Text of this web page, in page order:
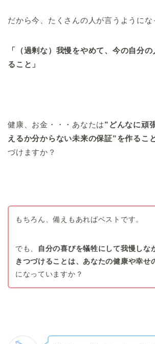
だから今、たくさんの人が言うようにな
「（過剰な）我慢をやめて、今の自分
ること」
健康、お金・・・あなたは”どんなに頑
えるか分からない未来の保証”を作るこ
づけますか？
もちろん、備えもあればベストです。
でも、
自分の喜びを犠牲にして我慢しな
きつづけることは、あなたの健康や幸せ
になっていますか？